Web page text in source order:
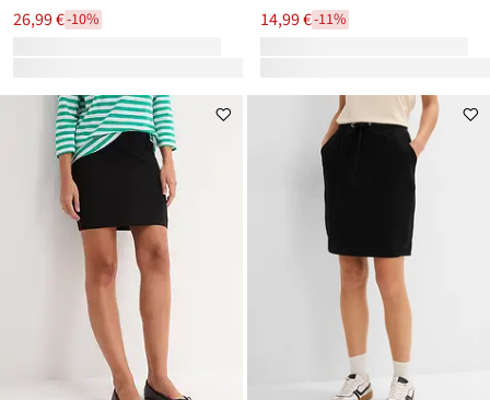
26,99 €-10% 14,99 €-11%